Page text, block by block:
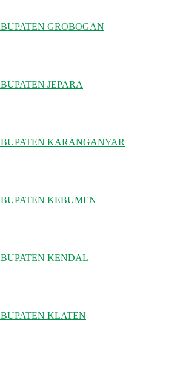
GROBOGAN
JEPARA
KARANGANYAR
KEBUMEN
KENDAL
KLATEN